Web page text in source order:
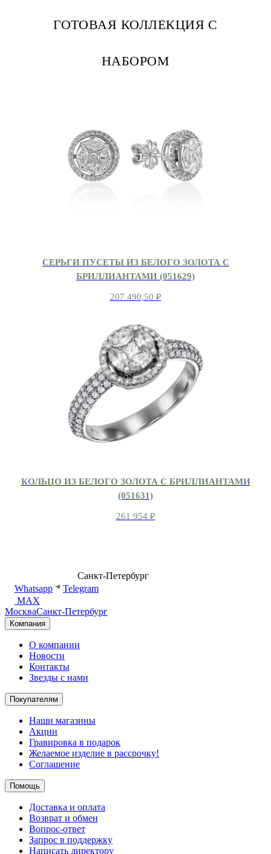
ГОТОВАЯ КОЛЛЕКЦИЯ С
НАБОРОМ
СЕРЬГИ ПУСЕТЫ ИЗ БЕЛОГО ЗОЛОТА С
БРИЛЛИАНТАМИ (051629)
207 490,50 ₽
КОЛЬЦО ИЗ БЕЛОГО ЗОЛОТА С БРИЛЛИАНТАМИ
(051631)
261 954 ₽
Санкт-Петербург
Whatsapp
Telegram
MAX
МоскваСанкт-Петербург
Компания
О компании
Новости
Контакты
Звезды с нами
Покупателям
Наши магазины
Акции
Гравировка в подарок
Желаемое изделие в рассрочку!
Соглашение
Помощь
Доставка и оплата
Возврат и обмен
Вопрос-ответ
Запрос в поддержку
Написать директору